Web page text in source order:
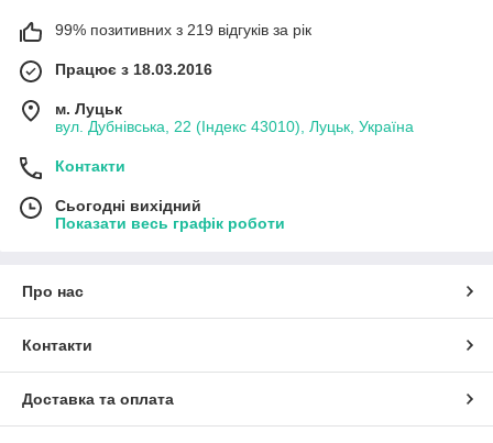
99% позитивних з 219 відгуків за рік
Працює з 18.03.2016
м. Луцьк
вул. Дубнівська, 22 (Індекс 43010), Луцьк, Україна
Контакти
Сьогодні вихідний
Показати весь графік роботи
Про нас
Контакти
Доставка та оплата